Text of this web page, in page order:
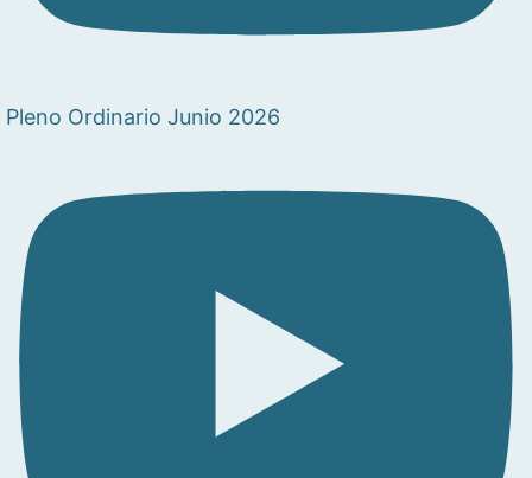
Pleno Ordinario Junio 2026